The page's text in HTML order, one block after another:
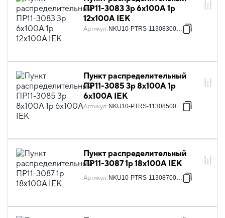
ПР11-3083 3p 6х100А 1p
12х100А IEK
Артикул: NKU10-PTRS-11308300-01
Пункт распределительный
ПР11-3085 3p 8х100А 1p
6х100А IEK
Артикул: NKU10-PTRS-11308500-01
Пункт распределительный
ПР11-3087 1p 18х100А IEK
Артикул: NKU10-PTRS-11308700-01